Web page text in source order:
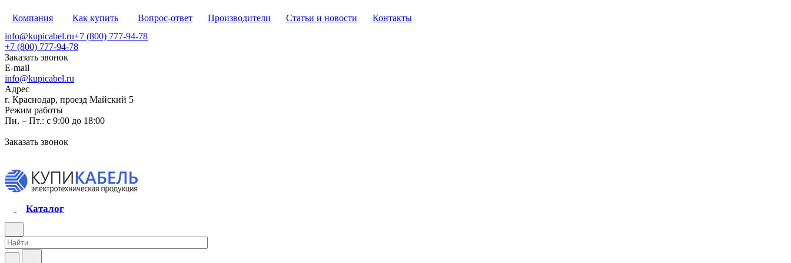
Компания Как купить Вопрос-ответ Производители Статьи и новости
Контакты
info@kupicabel.ru+7 (800) 777-94-78
+7 (800) 777-94-78
Заказать звонок
E-mail
info@kupicabel.ru
Адрес
г. Краснодар, проезд Майский 5
Режим работы
Пн. – Пт.: с 9:00 до 18:00
Заказать звонок
Каталог